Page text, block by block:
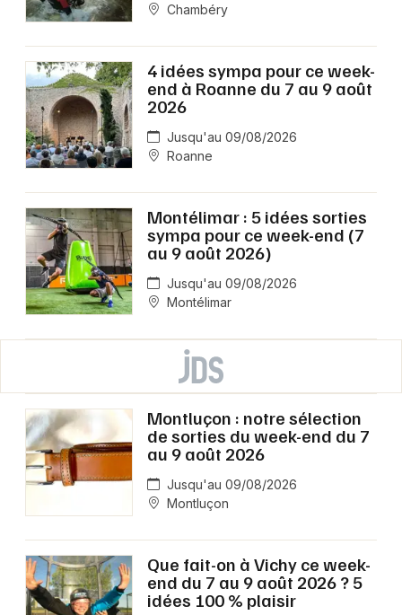
Chambéry
4 idées sympa pour ce week-
end à Roanne du 7 au 9 août
2026
Jusqu'au 09/08/2026
Roanne
Montélimar : 5 idées sorties
sympa pour ce week-end (7
au 9 août 2026)
Jusqu'au 09/08/2026
Montélimar
Montluçon : notre sélection
de sorties du week-end du 7
au 9 août 2026
Jusqu'au 09/08/2026
Montluçon
Que fait-on à Vichy ce week-
end du 7 au 9 août 2026 ? 5
idées 100 % plaisir